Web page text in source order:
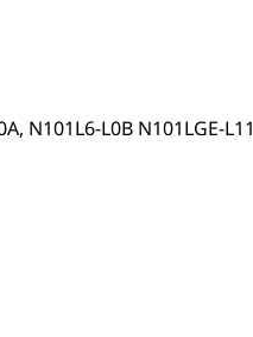
N101L6-L0B N101LGE-L11